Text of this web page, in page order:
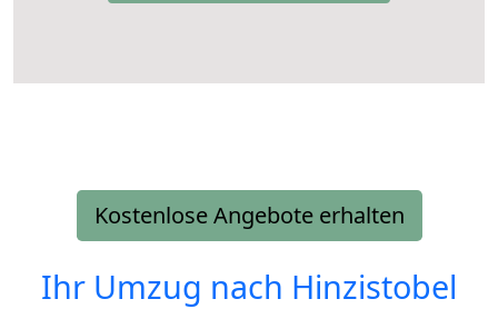
Kostenlose Angebote erhalten
Ihr Umzug nach Hinzistobel